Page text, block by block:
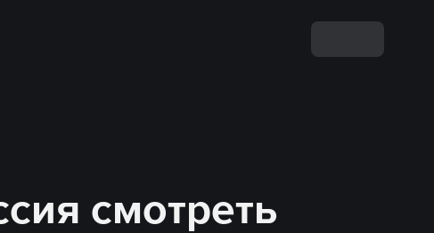
смотреть